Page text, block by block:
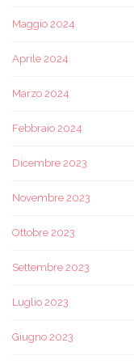
Maggio 2024
Aprile 2024
Marzo 2024
Febbraio 2024
Dicembre 2023
Novembre 2023
Ottobre 2023
Settembre 2023
Luglio 2023
Giugno 2023